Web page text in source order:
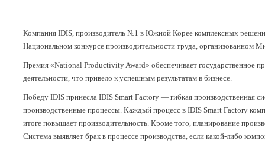
Компания IDIS, производитель №1 в Южной Корее комплексных
Национальном конкурсе производительности труда,
Премия «National Productivity Award» обеспечивает государственное
деятельности, что привело к успешным результатам в бизнесе.
Победу IDIS принесла IDIS Smart Factory — гибкая производственная
производственные процессы. Каждый процесс в IDIS Smart Factory
итоге повышает производительность. Кроме того, планирование
Система выявляет брак в процессе производства, если какой-либо